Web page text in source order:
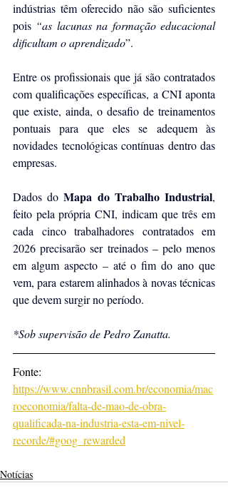
indústrias têm oferecido não são suficientes
pois “as lacunas na formação educacional
dificultam o aprendizado”.
Entre os profissionais que já são contratados
com qualificações específicas, a CNI aponta
que existe, ainda, o desafio de treinamentos
pontuais para que eles se adequem às
novidades tecnológicas contínuas dentro das
empresas.
Dados do Mapa do Trabalho Industrial,
feito pela própria CNI, indicam que três em
cada cinco trabalhadores contratados em
2026 precisarão ser treinados – pelo menos
em algum aspecto – até o fim do ano que
vem, para estarem alinhados à novas técnicas
que devem surgir no período.
*Sob supervisão de Pedro Zanatta.
Fonte:
https://www.cnnbrasil.com.br/economia/mac
roeconomia/falta-de-mao-de-obra-
qualificada-na-industria-esta-em-nivel-
recorde/#goog_rewarded
Notícias